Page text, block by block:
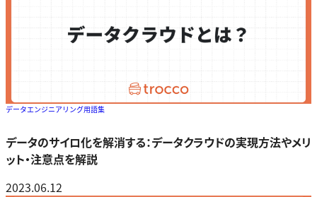
データエンジニアリング用語集
データのサイロ化を解消する：データクラウドの実現方法やメリ
ット・注意点を解説
2023.06.12